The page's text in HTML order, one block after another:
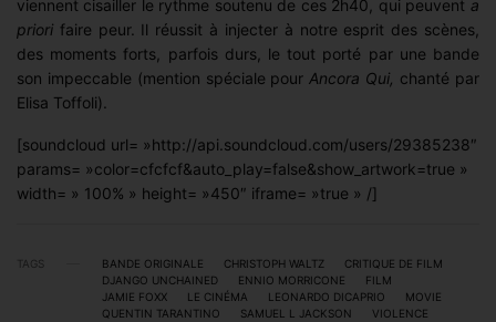
viennent cisailler le rythme soutenu de ces 2h40, qui peuvent a
priori faire peur. Il réussit à injecter à notre esprit des scènes,
des moments forts, parfois durs, le tout porté par une bande
son impeccable (mention spéciale pourAncora Qui, chanté par
Elisa Toffoli).
[soundcloud url= »http://api.soundcloud.com/users/29385238″
params= »color=cfcfcf&auto_play=false&show_artwork=true »
width= » 100% » height= »450″ iframe= »true » /]
TAGS BANDE ORIGINALE CHRISTOPH WALTZ
CRITIQUE DE FILM
DJANGO UNCHAINED
ENNIO MORRICONE
FILM
JAMIE FOXX
LE CINÉMA LEONARDO DICAPRIO
MOVIE
QUENTIN TARANTINO
SAMUEL L JACKSON
VIOLENCE